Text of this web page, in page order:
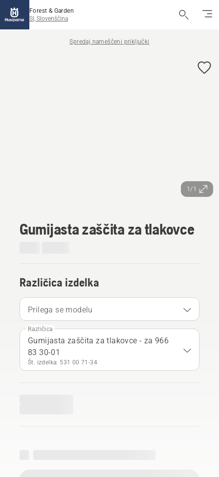
Forest & Garden
SI, Slovenščina
Spredaj nameščeni priključki
1/1
Gumijasta zaščita za tlakovce
Različica izdelka
Prilega se modelu
Različica
Gumijasta zaščita za tlakovce - za 966
83 30-01
Št. izdelka: 531 00 71‑34